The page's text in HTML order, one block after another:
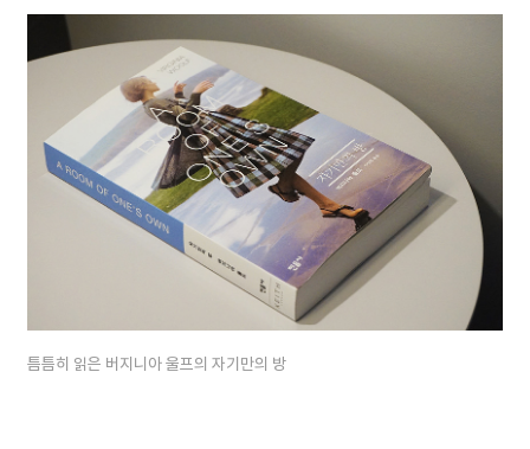
틈틈히 읽은 버지니아 울프의 자기만의 방